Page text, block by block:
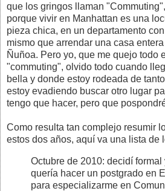
que los gringos llaman
porque vivir en Manhattan es una
pieza chica, en un departamento
mismo que arrendar una casa
Ñuñoa. Pero yo, que me quejo todo
"commuting", olvido todo cuando
bella y donde estoy rodeada de
estoy evadiendo buscar otro lugar
tengo que hacer, pero que
Como resulta tan complejo resumir
estos dos años, aquí va una lista de
Octubre de 2010: decidí
quería hacer un postgrado en
para especializarme en